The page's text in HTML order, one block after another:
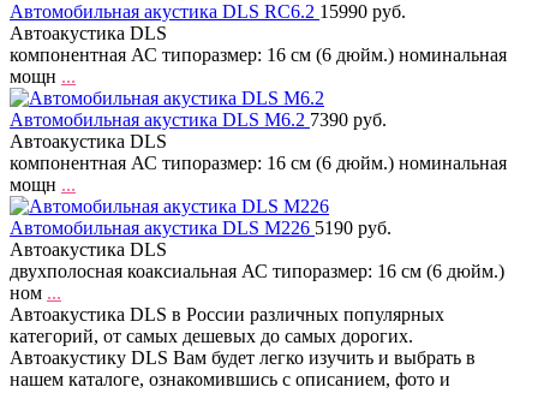
Автомобильная акустика DLS RC6.2 15990 руб.
Автоакустика DLS
компонентная АС типоразмер: 16 см (6 дюйм.) номинальная
мощн ...
Автомобильная акустика DLS M6.2 7390 руб.
Автоакустика DLS
компонентная АС типоразмер: 16 см (6 дюйм.) номинальная
мощн ...
Автомобильная акустика DLS M226 5190 руб.
Автоакустика DLS
двухполосная коаксиальная АС типоразмер: 16 см (6 дюйм.)
ном ...
Автоакустика DLS в России различных популярных
категорий, от самых дешевых до самых дорогих.
Автоакустику DLS Вам будет легко изучить и выбрать в
нашем каталоге, ознакомившись с описанием, фото и